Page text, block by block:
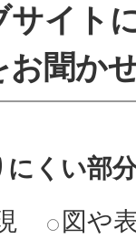
サイト
お聞か
くい部
図や